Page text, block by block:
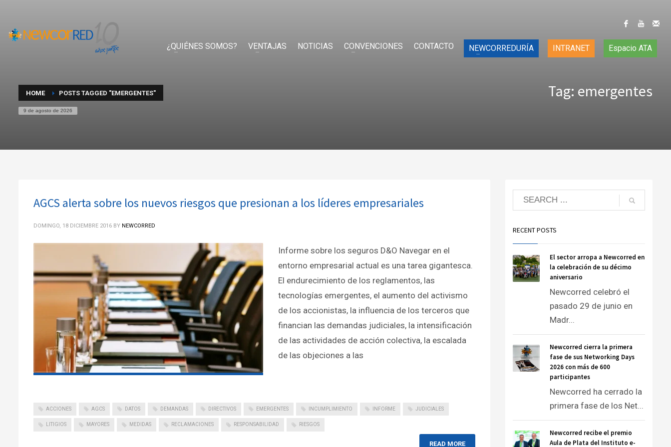
¿QUIÉNES SOMOS? VENTAJAS NOTICIAS CONVENCIONES CONTACTO NEWCORREDURÍA INTRANET Espacio ATA
HOME POSTS TAGGED "EMERGENTES"
9 de agosto de 2026
Tag: emergentes
AGCS alerta sobre los nuevos riesgos que presionan a los líderes empresariales
DOMINGO, 18 DICIEMBRE 2016 BY NEWCORRED
Informe sobre los seguros D&O Navegar en el
entorno empresarial actual es una tarea gigantesca.
El endurecimiento de los reglamentos, las
tecnologías emergentes, el aumento del activismo
de los accionistas, la influencia de los terceros que
financian las demandas judiciales, la intensificación
de las actividades de acción colectiva, la escalada
de las objeciones a las
ACCIONES AGCS DATOS DEMANDAS DIRECTIVOS EMERGENTES INCUMPLIMIENTO INFORME JUDICIALES
LITIGIOS MAYORES MEDIDAS RECLAMACIONES RESPONSABILIDAD RIESGOS
READ MORE
RECENT POSTS
El sector arropa a Newcorred en
la celebración de su décimo
aniversario
Newcorred celebró el
pasado 29 de junio en
Madr...
Newcorred cierra la primera
fase de sus Networking Days
2026 con más de 600
participantes
Newcorred ha cerrado la
primera fase de los Net...
Newcorred recibe el premio
Aula de Plata del Instituto e-